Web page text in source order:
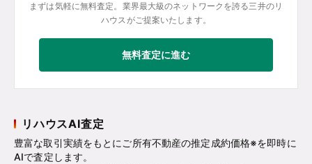
まずは気軽に無料査定。業界最大級のネットワークを誇る三井のリ
ハウスがご提案いたします。
無料査定に進む
リハウスAI査定
豊富な取引実績をもとにご所有不動産の推定成約価格※を即時に
AIで査定します。